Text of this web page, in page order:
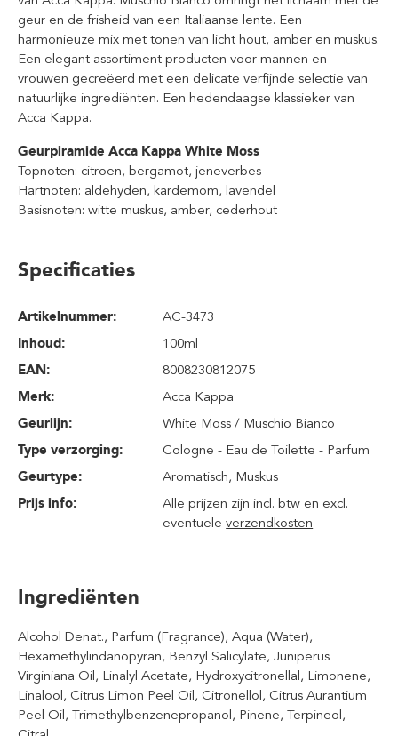
geur en de frisheid van een Italiaanse lente. Een
harmonieuze mix met tonen van licht hout, amber en muskus.
Een elegant assortiment producten voor mannen en
vrouwen gecreëerd met een delicate verfijnde selectie van
natuurlijke ingrediënten. Een hedendaagse klassieker van
Acca Kappa.
Geurpiramide Acca Kappa White Moss
Topnoten: citroen, bergamot, jeneverbes
Hartnoten: aldehyden, kardemom, lavendel
Basisnoten: witte muskus, amber, cederhout
Specificaties
Artikelnummer:
AC-3473
Inhoud:
100ml
EAN:
8008230812075
Merk:
Acca Kappa
Geurlijn:
White Moss / Muschio Bianco
Type verzorging:
Cologne - Eau de Toilette - Parfum
Geurtype:
Aromatisch, Muskus
Prijs info:
Alle prijzen zijn incl. btw en excl.
eventueleverzendkosten
Ingrediënten
Alcohol Denat., Parfum (Fragrance), Aqua (Water),
Hexamethylindanopyran, Benzyl Salicylate, Juniperus
Virginiana Oil, Linalyl Acetate, Hydroxycitronellal, Limonene,
Linalool, Citrus Limon Peel Oil, Citronellol, Citrus Aurantium
Peel Oil, Trimethylbenzenepropanol, Pinene, Terpineol,